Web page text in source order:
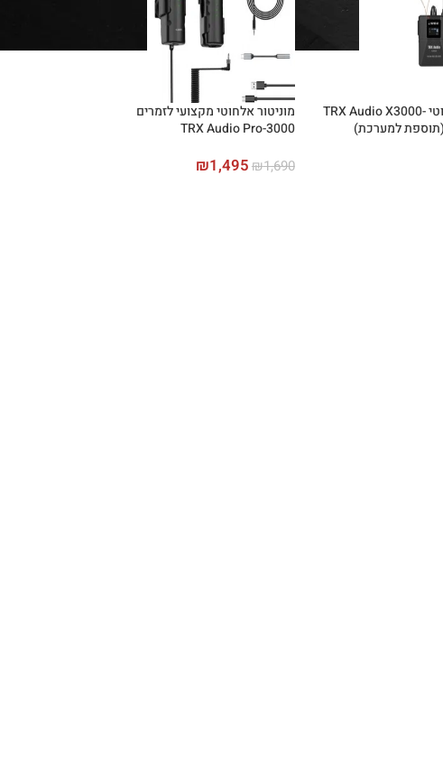
מוניטור אלחוטי TRX Audio X3000-
מוניטור אלחוטי מקצועי לזמרים
TRX Audio Pro-3000
₪1,690
₪1,495